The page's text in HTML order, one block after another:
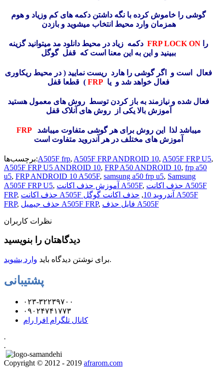
گوشی را خاموش کرده با نگه داشتن دکمه های کم وزیاد و هوم
همزمان وارد محیط انتخاب میشوید و بازدن
FRP LOCK ON
ببینید و این به این معنا است که قفل گوگل
فعال است و اگر گوشی را هارد ریست نمایید ( در محیط ریکاوری
FRP فعال خواهد شد و یا
فعال شده و نیازمند به باز کردن توسط روش های معمول هستید
آموزش بالا یکی از روش های آنلاک قفل
FRP
آموزش های مختلف در هر آندروید متفاوت است
برچسب‌ها:A505F frp, A505F FRP ANDROID 10, A505F FRP U5,
A505F FRP U5 ANDROID 10, FRP A50 ANDROID 10, frp a50
u5, FRP ANDROID 10 A505F, samsung a50 frp u5, Samsung
A505F FRP U5, آموزش حذف اکانت A505F, حذف اکانت A505F
FRP, حذف اکانت A505F آندروید 10 , حذف اکانت گوگل A505F
FRP, حذف جیمیل A505F FRP, فایل حذف A505F
نظرات کاربران
دیدگاهتان را بنویسید
برای نوشتن دیدگاه باید وارد بشوید .
پشتیبانی
۰۲۳-۳۲۲۳۹۷۰۰
۰۹۰۲۴۷۴۱۷۷۳
کانال تلگرام افرا رام
.
.
Copyright © 2012 - 2019 afrarom.com